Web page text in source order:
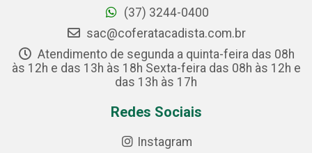
(37) 3244-0400
sac@coferatacadista.com.br
Atendimento de segunda a quinta-feira das 08h
às 12h e das 13h às 18h Sexta-feira das 08h às 12h e
das 13h às 17h
Redes Sociais
Instagram